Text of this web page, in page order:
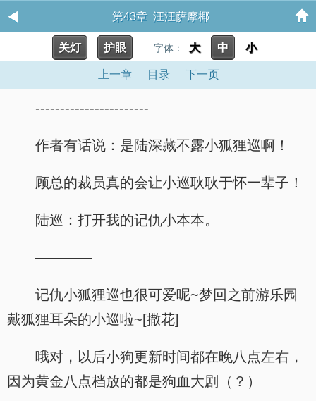
第43章 汪汪萨摩椰
关灯 护眼 字体： 大 中 小
上一章 目录 下一页
-----------------------
作者有话说：是陆深藏不露小狐狸巡啊！
顾总的裁员真的会让小巡耿耿于怀一辈子！
陆巡：打开我的记仇小本本。
————
记仇小狐狸巡也很可爱呢~梦回之前游乐园
戴狐狸耳朵的小巡啦~[撒花]
哦对，以后小狗更新时间都在晚八点左右，
因为黄金八点档放的都是狗血大剧（？）